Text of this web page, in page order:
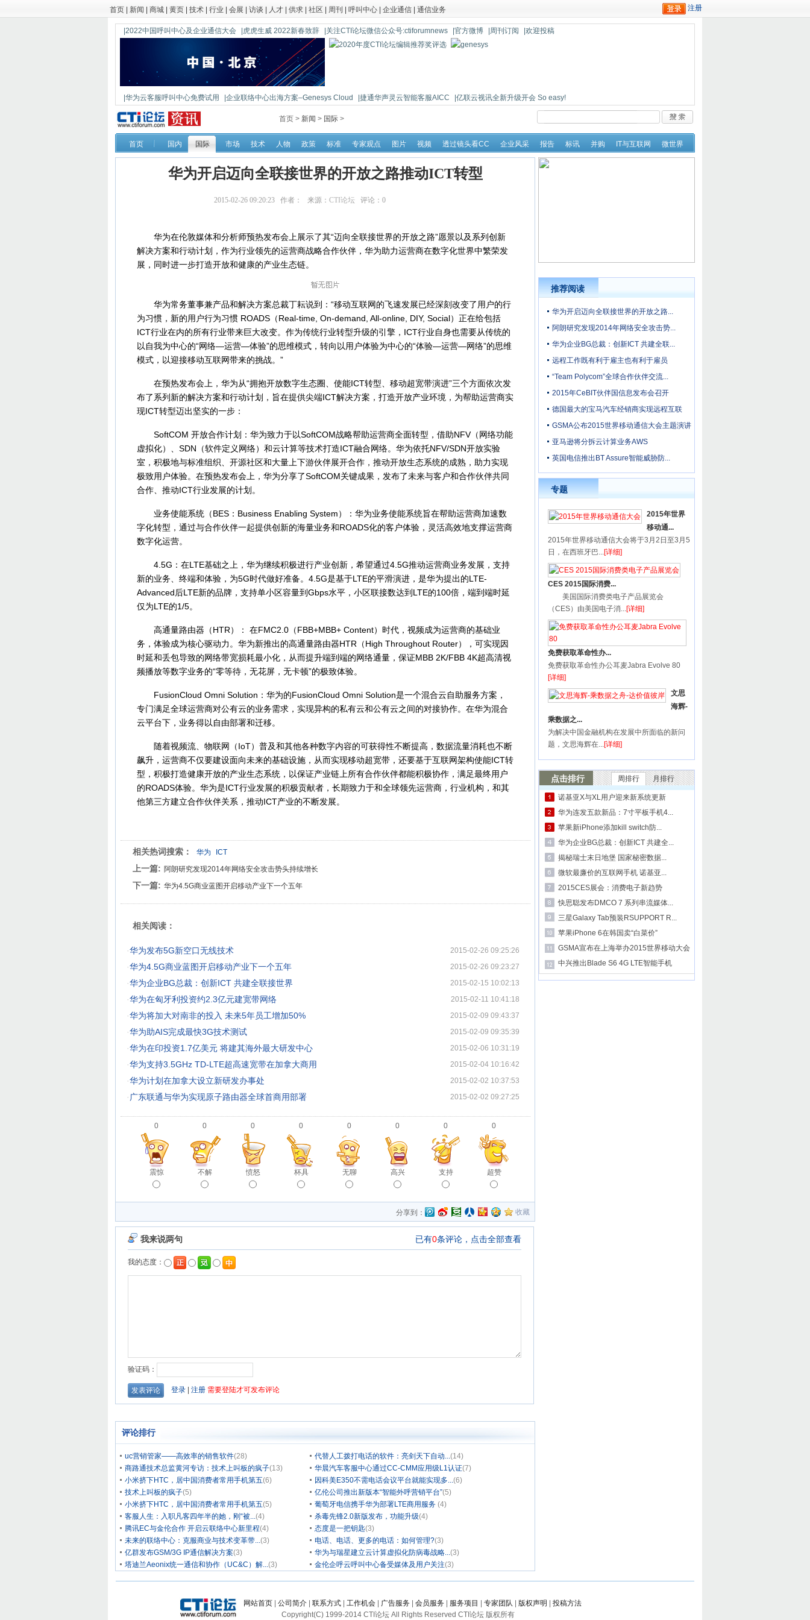
首页 新闻 商城 黄页 技术 行业 会展 访谈 人才 供求 社区 周刊 呼叫中心 企业通信 通信业务
|2022中国呼叫中心及企业通信大会 |虎虎生威 2022新春致辞 |关注CTI论坛微信公众号:ctiforumnews |官方微博 |周刊订阅 |欢迎投稿
|华为云客服呼叫中心免费试用 |企业联络中心出海方案–Genesys Cloud |捷通华声灵云智能客服AICC
|亿联云视讯全新升级开会 So easy!
|鼎信通达新一代语音网关DAG1000-4S
首页 > 新闻 > 国际 >
首页 国内 国际 市场 技术 人物 政策 标准 专家观点 图片 视频 透过镜头看CC 企业风采 报告 标讯 并购 IT与互联网 微世界
华为开启迈向全联接世界的开放之路推动ICT转型
2015-02-26 09:20:23 作者： 来源： CTI论坛 评论： 0
华为在伦敦媒体和分析师预热发布会上展示了其“迈向全联接世界的开放之路”愿景以及系列创新
解决方案和行动计划，作为行业领先的运营商战略合作伙伴，华为助力运营商在数字化世界中繁荣发
展，同时进一步打造开放和健康的产业生态链。
华为常务董事兼产品和解决方案总裁丁耘说到：“移动互联网的飞速发展已经深刻改变了用户的行
为习惯，新的用户行为习惯 ROADS（Real-time, On-demand, All-online, DIY, Social）正在给包括
ICT行业在内的所有行业带来巨大改变。作为传统行业转型升级的引擎，ICT行业自身也需要从传统的
以自我为中心的“网络—运营—体验”的思维模式，转向以用户体验为中心的“体验—运营—网络”的思维
模式，以迎接移动互联网带来的挑战。”
在预热发布会上，华为从“拥抱开放数字生态圈、使能ICT转型、移动超宽带演进”三个方面依次发
布了系列新的解决方案和行动计划，旨在提供尖端ICT解决方案，打造开放产业环境，为帮助运营商实
现ICT转型迈出坚实的一步：
SoftCOM 开放合作计划：华为致力于以SoftCOM战略帮助运营商全面转型，借助NFV（网络功能
虚拟化）、SDN（软件定义网络）和云计算等技术打造ICT融合网络。华为依托NFV/SDN开放实验
室，积极地与标准组织、开源社区和大量上下游伙伴展开合作，推动开放生态系统的成熟，助力实现
极致用户体验。在预热发布会上，华为分享了SoftCOM关键成果，发布了未来与客户和合作伙伴共同
合作、推动ICT行业发展的计划。
业务使能系统（BES：Business Enabling System）：华为业务使能系统旨在帮助运营商加速数
字化转型，通过与合作伙伴一起提供创新的海量业务和ROADS化的客户体验，灵活高效地支撑运营商
数字化运营。
4.5G：在LTE基础之上，华为继续积极进行产业创新，希望通过4.5G推动运营商业务发展，支持
新的业务、终端和体验，为5G时代做好准备。4.5G是基于LTE的平滑演进，是华为提出的LTE-
Advanced后LTE新的品牌，支持单小区容量到Gbps水平，小区联接数达到LTE的100倍，端到端时延
仅为LTE的1/5。
高通量路由器（HTR）： 在FMC2.0（FBB+MBB+ Content）时代，视频成为运营商的基础业
务，体验成为核心驱动力。华为新推出的高通量路由器HTR（High Throughout Router），可实现因
时延和丢包导致的网络带宽损耗最小化，从而提升端到端的网络通量，保证MBB 2K/FBB 4K超高清视
频播放等数字业务的“零等待，无花屏，无卡顿”的极致体验。
FusionCloud Omni Solution：华为的FusionCloud Omni Solution是一个混合云自助服务方案，
专门满足全球运营商对公有云的业务需求，实现异构的私有云和公有云之间的对接协作。在华为混合
云平台下，业务得以自由部署和迁移。
随着视频流、物联网（IoT）普及和其他各种数字内容的可获得性不断提高，数据流量消耗也不断
飙升，运营商不仅要建设面向未来的基础设施，从而实现移动超宽带，还要基于互联网架构使能ICT转
型，积极打造健康开放的产业生态系统，以保证产业链上所有合作伙伴都能积极协作，满足最终用户
的ROADS体验。华为是ICT行业发展的积极贡献者，长期致力于和全球领先运营商，行业机构，和其
他第三方建立合作伙伴关系，推动ICT产业的不断发展。
相关热词搜索： 华为 ICT
上一篇: 阿朗研究发现2014年网络安全攻击势头持续增长
下一篇: 华为4.5G商业蓝图开启移动产业下一个五年
相关阅读：
·华为发布5G新空口无线技术 2015-02-26 09:25:26
·华为4.5G商业蓝图开启移动产业下一个五年 2015-02-26 09:23:27
·华为企业BG总裁：创新ICT 共建全联接世界 2015-02-15 10:02:13
·华为在匈牙利投资约2.3亿元建宽带网络 2015-02-11 10:41:18
·华为将加大对南非的投入 未来5年员工增加50% 2015-02-09 09:43:37
·华为助AIS完成最快3G技术测试 2015-02-09 09:35:39
·华为在印投资1.7亿美元 将建其海外最大研发中心 2015-02-06 10:31:19
·华为支持3.5GHz TD-LTE超高速宽带在加拿大商用 2015-02-04 10:16:42
·华为计划在加拿大设立新研发办事处 2015-02-02 10:37:53
· 广东联通与华为实现原子路由器全球首商用部署 2015-02-02 09:27:25
0
震惊
0
不解
0
愤怒
0
杯具
0
无聊
0
高兴
0
支持
0
超赞
分享到： 收藏
评论排行
uc营销管家——高效率的销售软件(28) 代替人工拨打电话的软件：亮剑天下自动...(14)
商路通技术总监黄河专访：技术上叫板的疯子(13) 华晨汽车客服中心通过CC-CMM应用级L1认证(7)
小米挤下HTC，居中国消费者常用手机第五(6) 因科美E350不需电话会议平台就能实现多...(6)
技术上叫板的疯子(5) 亿伦公司推出新版本“智能外呼营销平台”(5)
小米挤下HTC，居中国消费者常用手机第五(5) 葡萄牙电信携手华为部署LTE商用服务 (4)
客服人生：入职凡客四年半的她，刚“被...(4) 杀毒先锋2.0新版发布，功能升级(4)
腾讯EC与金伦合作 开启云联络中心新里程(4) 态度是一把钥匙(3)
未来的联络中心：克服商业与技术变革带...(3) 电话、电话、更多的电话：如何管理?(3)
亿群发布GSM/3G IP通信解决方案(3) 华为与瑞星建立云计算虚拟化防病毒战略...(3)
塔迪兰Aeonix统一通信和协作（UC&C）解...(3) 金伦企呼云呼叫中心备受媒体及用户关注(3)
推荐阅读
华为开启迈向全联接世界的开放之路...
阿朗研究发现2014年网络安全攻击势...
华为企业BG总裁：创新ICT 共建全联...
远程工作既有利于雇主也有利于雇员
“Team Polycom”全球合作伙伴交流...
2015年CeBIT伙伴国信息发布会召开
德国最大的宝马汽车经销商实现远程互联
GSMA公布2015世界移动通信大会主题演讲
亚马逊将分拆云计算业务AWS
英国电信推出BT Assure智能威胁防...
专题
2015年世界
移动通...
2015年世界移动通信大会将于3月2日至3月5
日，在西班牙巴...[详细]
CES 2015国际消费...
美国国际消费类电子产品展览会
（CES）由美国电子消...[详细]
免费获取革命性办...
免费获取革命性办公耳麦Jabra Evolve 80
[详细]
文思
海辉-
乘数据之...
为解决中国金融机构在发展中所面临的新问
题，文思海辉在...[详细]
点击排行 周排行 月排行
诺基亚X与XL用户迎来新系统更新
华为连发五款新品：7寸平板手机4...
苹果新iPhone添加kill switch防...
华为企业BG总裁：创新ICT 共建全...
揭秘瑞士末日地堡 国家秘密数据...
微软最廉价的互联网手机 诺基亚...
2015CES展会：消费电子新趋势
快思聪发布DMCO 7 系列串流媒体...
三星Galaxy Tab预装RSUPPORT R...
苹果iPhone 6在韩国卖“白菜价”
GSMA宣布在上海举办2015世界移动大会
中兴推出Blade S6 4G LTE智能手机
网站首页 公司简介 联系方式 工作机会 广告服务 会员服务 服务项目 专家团队 版权声明
投稿方法
Copyright(C) 1999-2014 CTI论坛 All Rights Reserved CTI论坛 版权所有